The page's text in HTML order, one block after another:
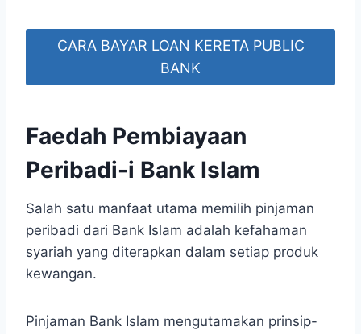
CARA BAYAR LOAN KERETA PUBLIC
BANK
Faedah Pembiayaan
Peribadi-i Bank Islam
Salah satu manfaat utama memilih pinjaman
peribadi dari Bank Islam adalah kefahaman
syariah yang diterapkan dalam setiap produk
kewangan.
Pinjaman Bank Islam mengutamakan prinsip-